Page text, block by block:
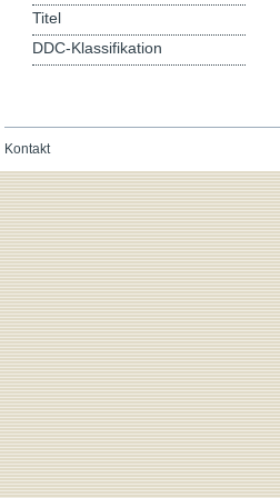
Titel
DDC-Klassifikation
Kontakt